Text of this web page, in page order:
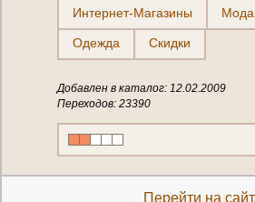
Интернет-Магазины Мода
Одежда Скидки
Добавлен в каталог: 12.02.2009
Переходов: 23390
Перейти на